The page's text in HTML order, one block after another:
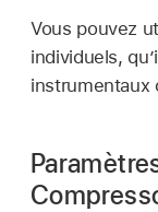
Vous pouvez
individuels,
instrumentaux